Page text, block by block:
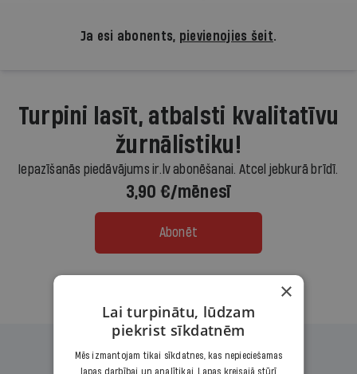
Ja esi abonents, pievienojies šeit.
Turpini lasīt, atbalsti kvalitatīvu
žurnālistiku!
Iepazīšanās piedāvājums ir.lv abonēšanai. Atcel jebkurā brīdī.
3,90 €/mēnesī
Abonēt
×
Lai turpinātu, lūdzam
piekrist sīkdatnēm
Mēs izmantojam tikai sīkdatnes, kas nepieciešamas